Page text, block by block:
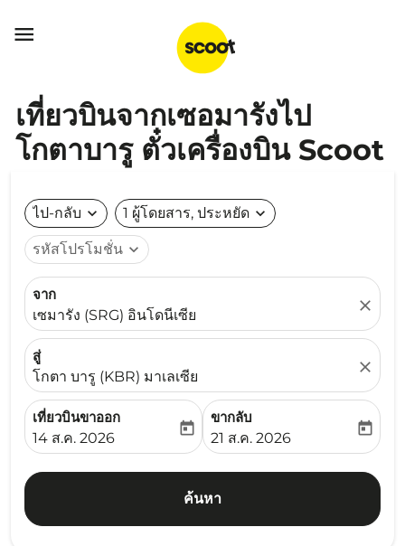

เที่ยวบินจากเซอมารังไป
โกตาบารู ตั๋วเครื่องบิน Scoot
ไป-กลับ expand_more 1 ผู้โดยสาร, ประหยัด expand_more
รหัสโปรโมชั่น expand_more
จาก
เซมารัง (SRG) อินโดนีเซีย
close
สู่
โกตา บารู (KBR) มาเลเซีย
close
เที่ยวบินขาออก
fc-booking-departure-date-aria-label
14 ส.ค. 2026
today
ขากลับ
fc-booking-return-date-
21 ส.ค. 2026
today
ค้นหา